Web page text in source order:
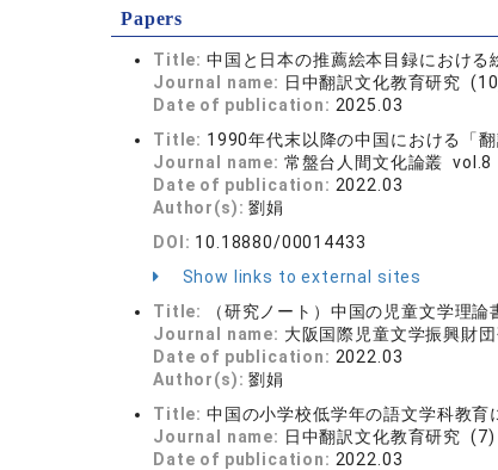
Papers
Title: 中国と日本の推薦絵本目録におけ
Journal name: 日中翻訳文化教育研究
Date of publication: 2025.03
Title: 1990年代末以降の中国における「
Journal name: 常盤台人間文化論叢
Date of publication: 2022.03
Author(s):劉娟
DOI: 10.18880/00014433
Show links to external sites
Title:
（研究ノート）中国の児童文学理
Journal name: 大阪国際児童文学振興財
Date of publication: 2022.03
Author(s):劉娟
Title: 中国の小学校低学年の語文学科教
Journal name: 日中翻訳文化教育研究
Date of publication: 2022.03